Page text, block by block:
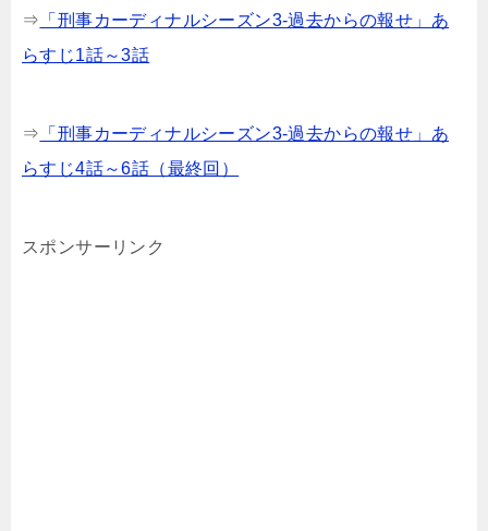
⇒ 「刑事カーディナルシーズン3-過去からの報せ」あ
らすじ1話～3話
⇒ 「刑事カーディナルシーズン3-過去からの報せ」あ
らすじ4話～6話（最終回）
スポンサーリンク